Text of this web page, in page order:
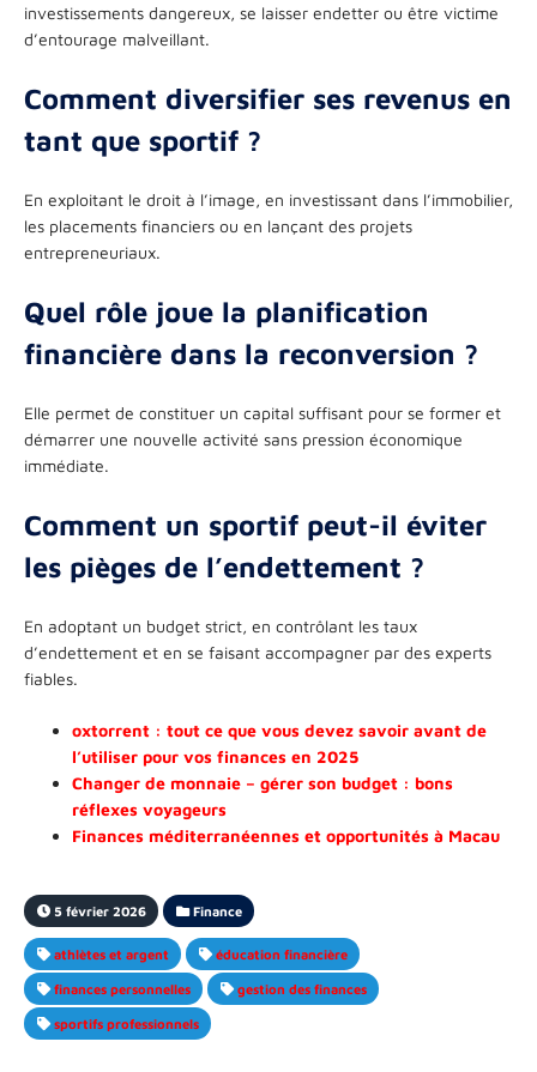
investissements dangereux, se laisser endetter ou être victime
d’entourage malveillant.
Comment diversifier ses revenus en
tant que sportif ?
En exploitant le droit à l’image, en investissant dans l’immobilier,
les placements financiers ou en lançant des projets
entrepreneuriaux.
Quel rôle joue la planification
financière dans la reconversion ?
Elle permet de constituer un capital suffisant pour se former et
démarrer une nouvelle activité sans pression économique
immédiate.
Comment un sportif peut-il éviter
les pièges de l’endettement ?
En adoptant un budget strict, en contrôlant les taux
d’endettement et en se faisant accompagner par des experts
fiables.
oxtorrent : tout ce que vous devez savoir avant de
l’utiliser pour vos finances en 2025
Changer de monnaie – gérer son budget : bons
réflexes voyageurs
Finances méditerranéennes et opportunités à Macau
5 février 2026 Finance
athlètes et argent éducation financière
finances personnelles gestion des finances
sportifs professionnels